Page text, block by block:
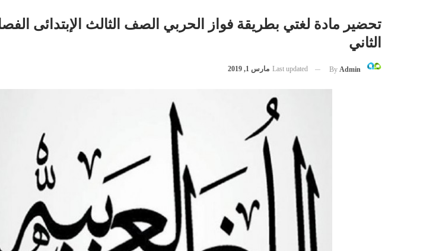
تحضير مادة لغتي بطريقة فواز الحربي الصف الثالث الإبتدائى
الثاني
By Admin
Last updated مارس 1, 2019